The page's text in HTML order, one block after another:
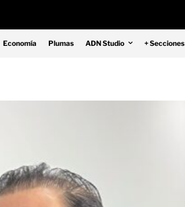
Economía Plumas ADN Studio + Secciones